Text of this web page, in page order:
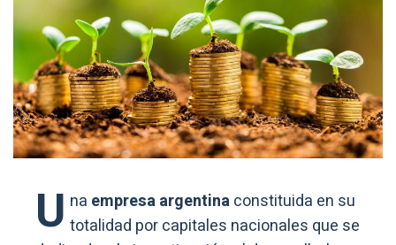
U na empresa argentinaconstituida en su
totalidad por capitales nacionales que se